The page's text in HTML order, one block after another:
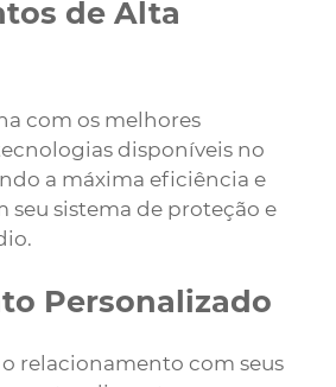
de Alta
com os melhores
disponíveis no
a máxima eficiência e
sistema de proteção e
Personalizado
relacionamento com seus